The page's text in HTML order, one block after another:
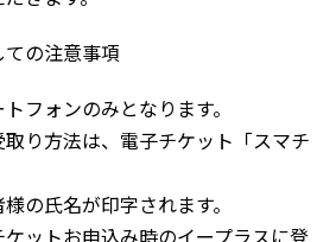
の注意事項
フォンのみとなります。
取り方法は、電子チケット「スマチ
の氏名が印字されます。
ケットお申込み時のイープラスに登